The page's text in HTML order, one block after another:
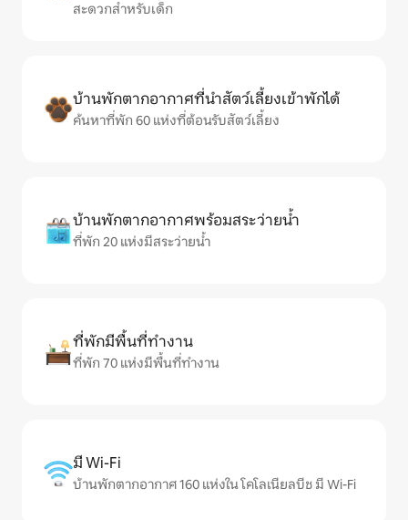
สะดวกสำหรับเด็ก
บ้านพักตากอากาศที่นำสัตว์เลี้ยงเข้าพักได้
ค้นหาที่พัก 60 แห่งที่ต้อนรับสัตว์เลี้ยง
บ้านพักตากอากาศพร้อมสระว่ายน้ำ
ที่พัก 20 แห่งมีสระว่ายน้ำ
ที่พักมีพื้นที่ทำงาน
ที่พัก 70 แห่งมีพื้นที่ทำงาน
มี Wi-Fi
บ้านพักตากอากาศ 160 แห่งใน โคโลเนียลบีช มี Wi-Fi